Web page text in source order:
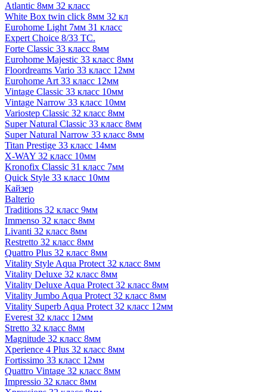
Atlantic 8мм 32 класс
White Box twin click 8мм 32 кл
Eurohome Light 7мм 31 класс
Expert Choice 8/33 TC.
Forte Classic 33 класс 8мм
Eurohome Majestic 33 класс 8мм
Floordreams Vario 33 класс 12мм
Eurohome Art 33 класс 12мм
Vintage Classic 33 класс 10мм
Vintage Narrow 33 класс 10мм
Variostep Classic 32 класс 8мм
Super Natural Classic 33 класс 8мм
Super Natural Narrow 33 класс 8мм
Titan Prestige 33 класс 14мм
X-WAY 32 класс 10мм
Kronofix Classic 31 класс 7мм
Quick Style 33 класс 10мм
Кайзер
Balterio
Traditions 32 класс 9мм
Immenso 32 класс 8мм
Livanti 32 класс 8мм
Restretto 32 класс 8мм
Quattro Plus 32 класс 8мм
Vitality Style Aqua Protect 32 класс 8мм
Vitality Deluxe 32 класс 8мм
Vitality Deluxe Aqua Protect 32 класс 8мм
Vitality Jumbo Aqua Protect 32 класс 8мм
Vitality Superb Aqua Protect 32 класс 12мм
Everest 32 класс 12мм
Stretto 32 класс 8мм
Magnitude 32 класс 8мм
Xperience 4 Plus 32 класс 8мм
Fortissimo 33 класс 12мм
Quattro Vintage 32 класс 8мм
Impressio 32 класс 8мм